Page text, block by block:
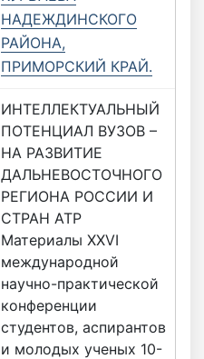
НАДЕЖДИНСКОГО
РАЙОНА,
ПРИМОРСКИЙ КРАЙ.
ИНТЕЛЛЕКТУАЛЬНЫЙ
ПОТЕНЦИАЛ ВУЗОВ –
НА РАЗВИТИЕ
ДАЛЬНЕВОСТОЧНОГО
РЕГИОНА РОССИИ И
СТРАН АТР
Материалы ХХVI
международной
научно-практической
конференции
студентов, аспирантов
и молодых ученых 10-